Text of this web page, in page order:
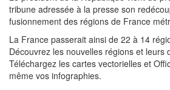
tribune adressée à la presse son
fusionnement des régions de France
La France passerait ainsi de 22 à 14
Découvrez les nouvelles régions et leurs
Téléchargez les cartes vectorielles et
même vos infographies.